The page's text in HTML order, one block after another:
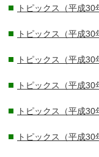
トピックス（平成30
トピックス（平成30
トピックス（平成30
トピックス（平成30
トピックス（平成30
トピックス（平成30